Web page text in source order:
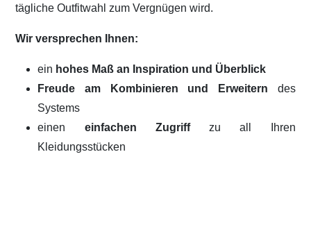
tägliche Outfitwahl zum Vergnügen wird.
Wir versprechen Ihnen:
ein hohes Maß an Inspiration und Überblick
Freude am Kombinieren und Erweitern des
Systems
einen einfachen Zugriffzu all Ihren
Kleidungsstücken